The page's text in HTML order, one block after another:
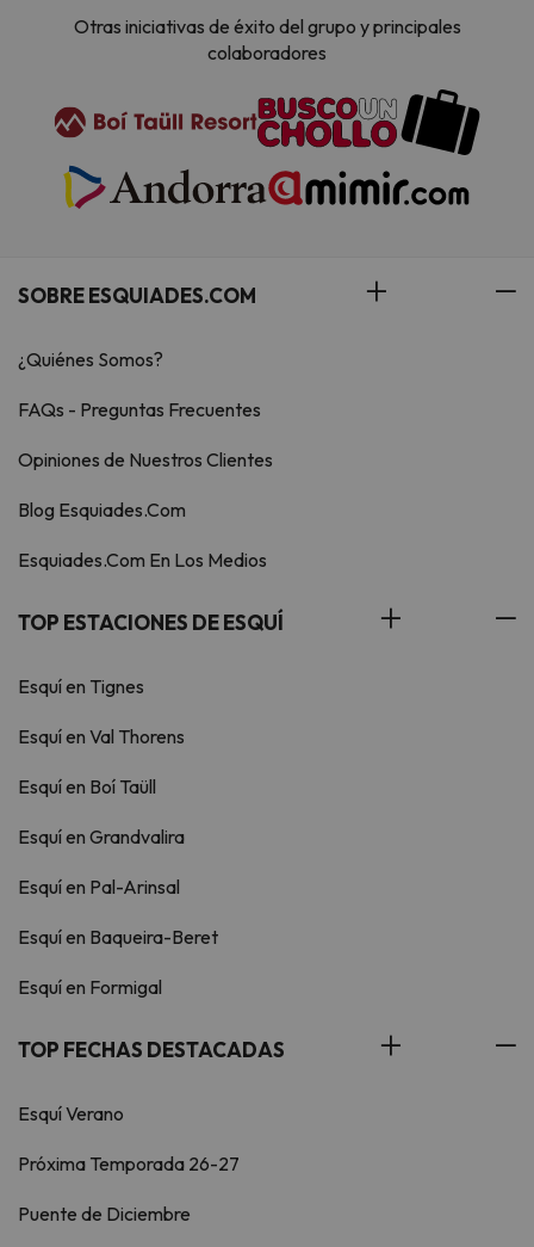
Otras iniciativas de éxito del grupo y principales
colaboradores
SOBRE ESQUIADES.COM
¿Quiénes Somos?
FAQs - Preguntas Frecuentes
Opiniones de Nuestros Clientes
Blog Esquiades.Com
Esquiades.Com En Los Medios
TOP ESTACIONES DE ESQUÍ
Esquí en Tignes
Esquí en Val Thorens
Esquí en Boí Taüll
Esquí en Grandvalira
Esquí en Pal-Arinsal
Esquí en Baqueira-Beret
Esquí en Formigal
TOP FECHAS DESTACADAS
Esquí Verano
Próxima Temporada 26-27
Puente de Diciembre